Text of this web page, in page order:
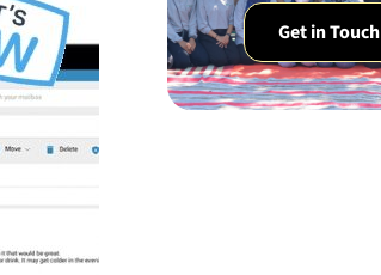
Get in Touch